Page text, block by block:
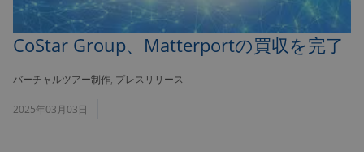
CoStar Group、Matterportの買収を完了
バーチャルツアー制作, プレスリリース
2025年03月03日